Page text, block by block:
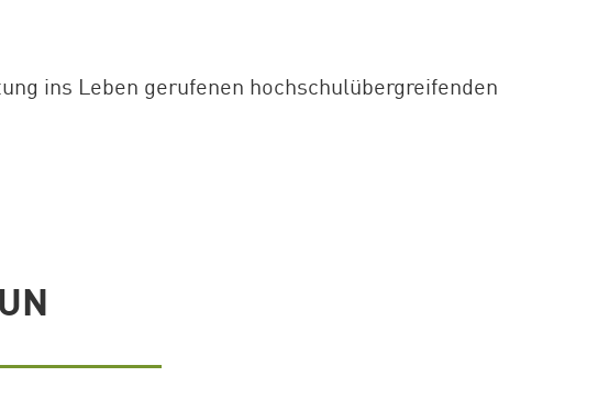
ins Leben gerufenen hochschulübergreifenden